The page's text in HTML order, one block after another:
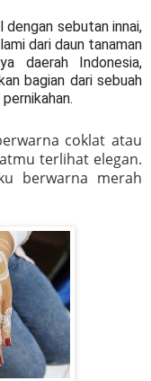
dengan sebutan innai,
dari daun tanaman
daerah Indonesia,
bagian dari sebuah
coklat atau
terlihat elegan.
berwarna merah